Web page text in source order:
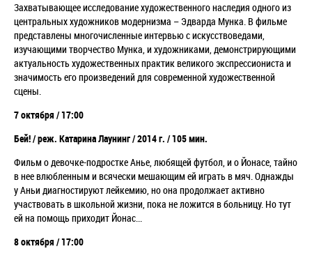
Захватывающее исследование художественного наследия одного из
центральных художников модернизма – Эдварда Мунка. В фильме
представлены многочисленные интервью с искусствоведами,
изучающими творчество Мунка, и художниками, демонстрирующими
актуальность художественных практик великого экспрессиониста и
значимость его произведений для современной художественной
сцены.
7 октября / 17:00
Бей! / реж. Катарина Лаунинг / 2014 г. / 105 мин.
Фильм о девочке-подростке Анье, любящей футбол, и о Йонасе, тайно
в нее влюбленным и всячески мешающим ей играть в мяч. Однажды
у Аньи диагностируют лейкемию, но она продолжает активно
участвовать в школьной жизни, пока не ложится в больницу. Но тут
ей на помощь приходит Йонас...
8 октября / 17:00